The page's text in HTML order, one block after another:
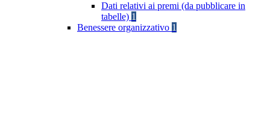
Dati relativi ai premi (da pubblicare in
tabelle) 1
Benessere organizzativo 1